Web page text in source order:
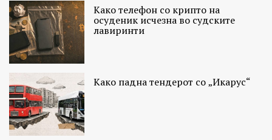
Како телефон со крипто на
осуденик исчезна во судските
лавиринти
Како падна тендерот со „Икарус“